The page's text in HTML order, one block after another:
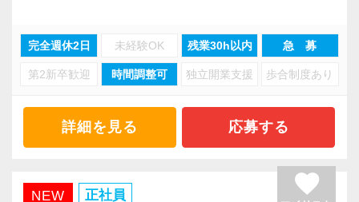
・分業体制で業務負担を軽減
・顧客対応や提案業務に集中可能
・資産税や相続など専門性の高い案件あり
・経験値が自然と積み上がる環境
・有給取得率90％以上
完全週休2日 未経験OK 残業30h以内 急 募
第2新卒歓迎 時間調整可 独立開業支援 歩合制度あり
詳細を見る 応募する
NEW 正社員 favorite